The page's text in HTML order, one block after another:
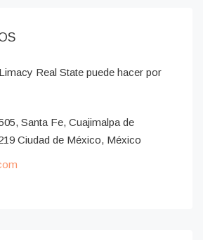
Real State puede hacer por
Santa Fe, Cuajimalpa de
Ciudad de México, México